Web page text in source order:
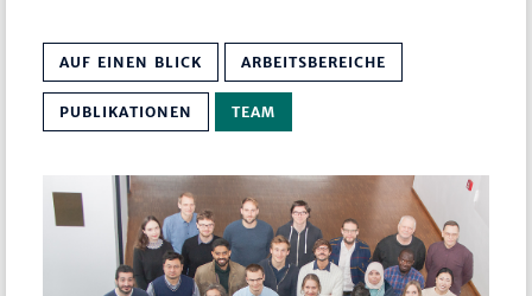
AUF EINEN BLICK ARBEITSBEREICHE
PUBLIKATIONEN TEAM